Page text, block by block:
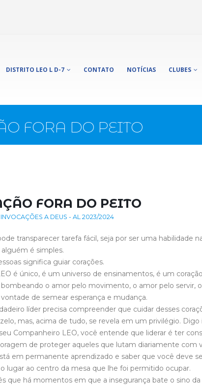
DISTRITO LEO L D-7 CONTATO NOTÍCIAS CLUBES
FORA DO PEITO
FORA DO PEITO
INVOCAÇÕES A DEUS - AL 2023/2024
transparecer tarefa fácil, seja por ser uma habilidade
é simples.
significa guiar corações.
é único, é um universo de ensinamentos, é um
o amor pelo movimento, o amor pelo servir,
de semear esperança e mudança.
líder precisa compreender que cuidar desses
mas, acima de tudo, se revela em um privilégio.
Companheiro LEO, você entende que liderar é ter
de proteger aqueles que lutam diariamente com
em permanente aprendizado e saber que você deve
lugar ao centro da mesa que lhe foi permitido ocupar.
que há momentos em que a insegurança bate o sino